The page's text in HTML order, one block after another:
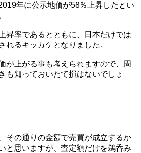
年に公示地価が58％上昇したとい
昇率であるとともに、日本だけでは
れるキッカケとなりました。
が上がる事も考えられますので、周
も知っておいたて損はないでしょ
その通りの金額で売買が成立するか
と思いますが、査定額だけを鵜呑み